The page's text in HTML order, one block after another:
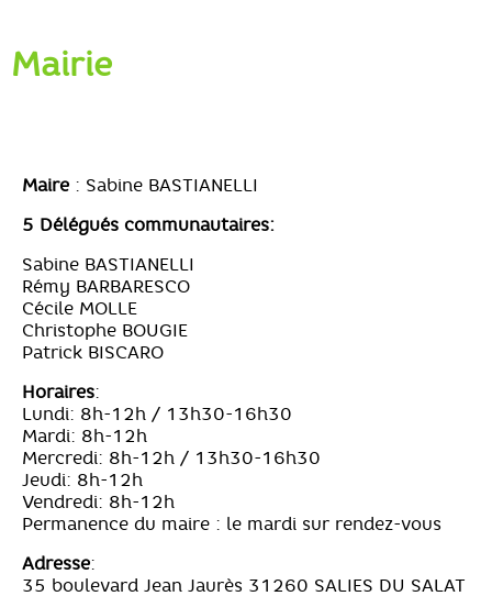
Mairie
Maire : Sabine BASTIANELLI
5 Délégués communautaires:
Sabine BASTIANELLI
Rémy BARBARESCO
Cécile MOLLE
Christophe BOUGIE
Patrick BISCARO
Horaires:
Lundi: 8h-12h / 13h30-16h30
Mardi: 8h-12h
Mercredi: 8h-12h / 13h30-16h30
Jeudi: 8h-12h
Vendredi: 8h-12h
Permanence du maire : le mardi sur rendez-vous
Adresse:
35 boulevard Jean Jaurès 31260 SALIES DU SALAT